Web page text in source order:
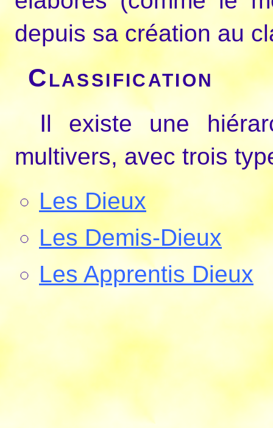
depuis sa création au
Classification
Il existe une hiérarchie complexe au sein du
multivers, avec trois
Les Dieux
Les Demis-Dieux
Les Apprentis Dieux